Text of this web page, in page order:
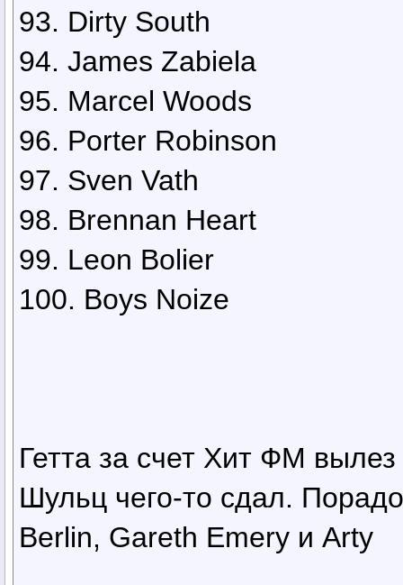
93. Dirty South
94. James Zabiela
95. Marcel Woods
96. Porter Robinson
97. Sven Vath
98. Brennan Heart
99. Leon Bolier
100. Boys Noize
Гетта за счет Хит ФМ
Шульц чего-то сдал.
Berlin, Gareth Emery и Arty